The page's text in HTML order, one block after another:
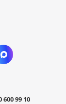
600 99 10